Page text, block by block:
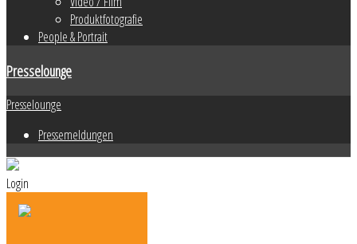
Produktfotografie
People & Portrait
Presselounge
Presselounge
Pressemeldungen
Login